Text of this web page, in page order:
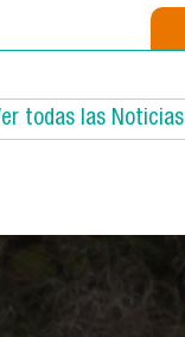
todas las Noticias